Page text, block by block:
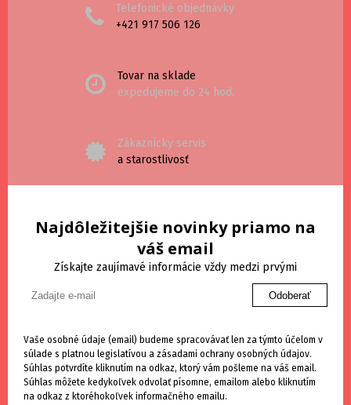
Telefonické objednávky
+421 917 506 126
Tovar na sklade
expedujeme do 24 hod.
Zákaznícky servis
a starostlivosť
Najdôležitejšie novinky priamo na
váš email
Získajte zaujímavé informácie vždy medzi prvými
Odoberať
Vaše osobné údaje (email) budeme spracovávať len za týmto účelom v
súlade s platnou legislatívou a zásadami ochrany osobných údajov.
Súhlas potvrdíte kliknutím na odkaz, ktorý vám pošleme na váš email.
Súhlas môžete kedykoľvek odvolať písomne, emailom alebo kliknutím
na odkaz z ktoréhokoľvek informačného emailu.